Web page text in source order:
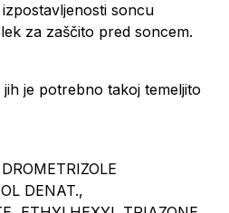
soncu
za zaščito pred soncem.
je potrebno takoj temeljito
DENAT.,